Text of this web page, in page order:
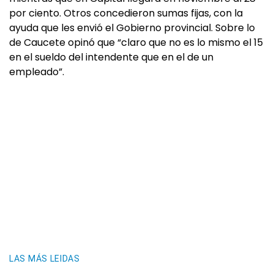
por ciento. Otros concedieron sumas fijas, con la
ayuda que les envió el Gobierno provincial. Sobre lo
de Caucete opinó que “claro que no es lo mismo el 15
en el sueldo del intendente que en el de un
empleado”.
LAS MÁS LEIDAS